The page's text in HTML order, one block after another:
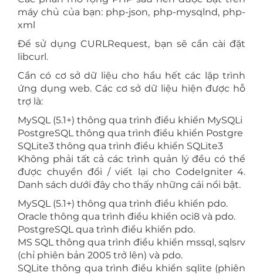
máy chủ của bạn: php-json, php-mysqlnd, php-
xml
Để sử dụng CURLRequest, bạn sẽ cần cài đặt
libcurl.
Cần có cơ sở dữ liệu cho hầu hết các lập trình
ứng dụng web. Các cơ sở dữ liệu hiện được hỗ
trợ là:
MySQL (5.1+) thông qua trình điều khiển MySQLi
PostgreSQL thông qua trình điều khiển Postgre
SQLite3 thông qua trình điều khiển SQLite3
Không phải tất cả các trình quản lý đều có thể
được chuyển đổi / viết lại cho CodeIgniter 4.
Danh sách dưới đây cho thấy những cái nổi bật.
MySQL (5.1+) thông qua trình điều khiển pdo.
Oracle thông qua trình điều khiển oci8 và pdo.
PostgreSQL qua trình điều khiển pdo.
MS SQL thông qua trình điều khiển mssql, sqlsrv
(chỉ phiên bản 2005 trở lên) và pdo.
SQLite thông qua trình điều khiển sqlite (phiên